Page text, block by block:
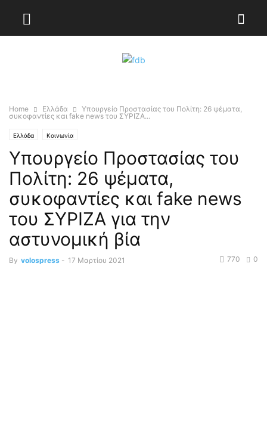
Home Ελλάδα
Υπουργείο Προστασίας του Πολίτη: 26 ψέματα,
συκοφαντίες και fake news του ΣΥΡΙΖΑ...
Ελλάδα Κοινωνία
Υπουργείο Προστασίας του
Πολίτη: 26 ψέματα,
συκοφαντίες και fake news
του ΣΥΡΙΖΑ για την
αστυνομική βία
By volospress - 17 Μαρτίου 2021 0
770